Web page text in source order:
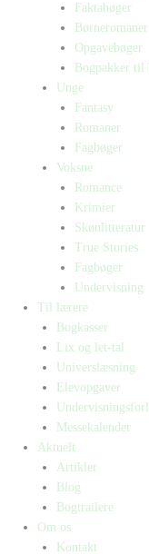
Faktabøger
Børneromaner
Opgavebøger
Bogpakker til
Unge
Fantasy
Romaner
Fagbøger
Voksne
Romance
Krimier
Skønlitteratur
True Stories
Fagbøger
Undervisning
Til lærere
Bogkasser
Lix og let-tal
Universlæsning
Elevopgaver
Messekalender
Aktuelt
Artikler
Blog
Bogtrailere
Om os
Kontakt